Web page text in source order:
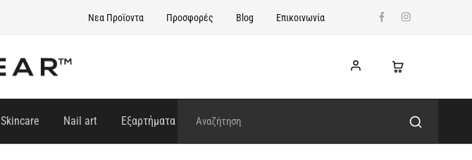
Νεα Προϊοντα Προσφορές Blog Επικοινωνία
Skincare Nail art Εξαρτήματα